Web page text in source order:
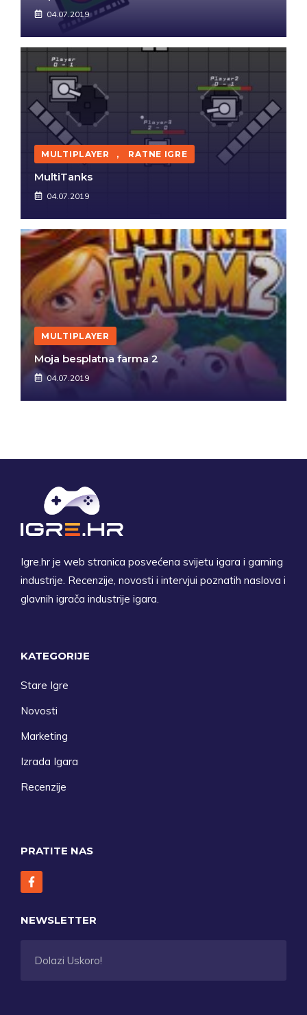
04.07.2019
MULTIPLAYER , RATNE IGRE
MultiTanks
04.07.2019
MULTIPLAYER
Moja besplatna farma 2
04.07.2019
Igre.hr je web stranica posvećena svijetu igara i gaming
industrije. Recenzije, novosti i intervjui poznatih naslova i
glavnih igrača industrije igara.
KATEGORIJE
Stare Igre
Novosti
Marketing
Izrada Igara
Recenzije
PRATITE NAS
NEWSLETTER
Dolazi Uskoro!